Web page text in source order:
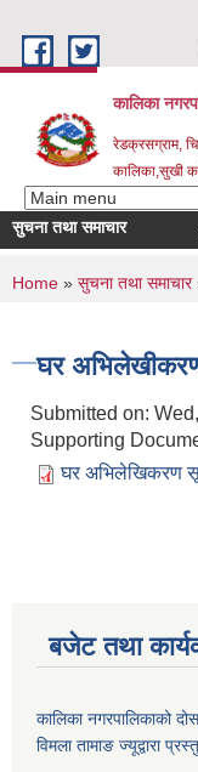
कालिका
रेडक्रसग्राम,
कालिका,सुखी
सुचना तथा समाचार
You are
Home » सुचना तथा समाचार
घर
Submitted on:
Supporting
घर अभिलेखिकरण
बजेट तथा
कालिका नगरपालिकाको
विमला तामाङ ज्यूद्वारा